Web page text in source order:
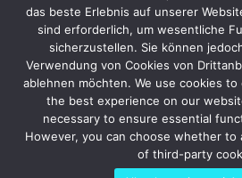
das beste Erlebnis auf unserer
sind erforderlich, um wesentliche
sicherzustellen. Sie können
Verwendung von Cookies von
ablehnen möchten. We use cookies
the best experience on our
necessary to ensure essential
However, you can choose whether
of third-party